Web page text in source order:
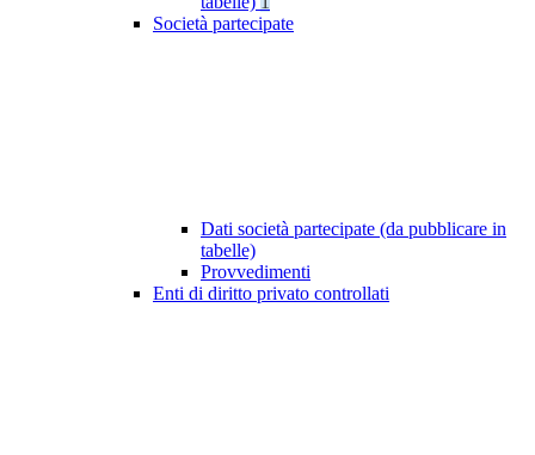
Società partecipate
Dati società partecipate (da pubblicare in
tabelle)
Provvedimenti
Enti di diritto privato controllati